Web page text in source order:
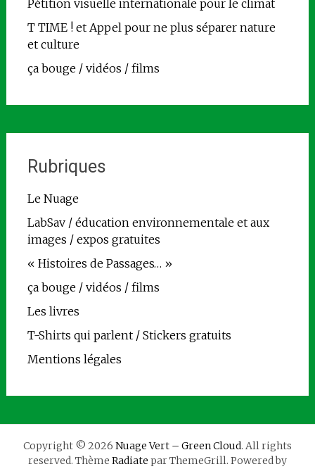
Pétition visuelle internationale pour le climat
T TIME ! et Appel pour ne plus séparer nature
et culture
ça bouge / vidéos / films
Rubriques
Le Nuage
LabSav / éducation environnementale et aux
images / expos gratuites
« Histoires de Passages… »
ça bouge / vidéos / films
Les livres
T-Shirts qui parlent / Stickers gratuits
Mentions légales
Copyright © 2026 Nuage Vert – Green Cloud. All rights
reserved. Thème Radiate par ThemeGrill. Powered by